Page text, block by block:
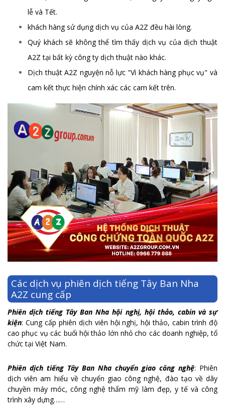
lễ và Tết.
khách hàng sử dụng dịch vụ của A2Z đều hài lòng.
Quý khách sẽ không thể tìm thấy dịch vụ của dịch thuật
A2Z tại bất kỳ công ty dịch thuật nào khác.
Dịch thuật A2Z nguyện nỗ lực "Vì khách hàng phục vụ" và
cam kết thực hiện chính xác các cam kết trên.
Các dịch vụ phiên dịch tiếng Tây Ban Nha
A2Z cung cấp
Phiên dịch tiếng Tây Ban Nha hội nghị, hội thảo, cabin và sự
kiện: Cung cấp phiên dịch viên hội nghị, hội thảo, cabin trình độ
cao phục vụ các buổi hội thảo lớn nhỏ cho các doanh nghiệp, tổ
chức tại Việt Nam.
Phiên dịch tiếng Tây Ban Nha chuyển giao công nghệ: Phiên
dịch viên am hiểu về chuyển giao công nghệ, đào tạo về dây
chuyền máy móc, công nghệ thẩm mỹ làm đẹp, y tế và công
trình xây dựng……